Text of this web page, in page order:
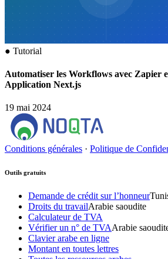
● Tutorial
Automatiser les Workflows avec Zapier
Application Next.js
19 mai 2024
Conditions générales · Politique de
Outils gratuits
Demande de crédit sur l’honneur
Droits du travailArabie saoudite
Calculateur de TVA
Vérifier un n° de TVAArabie
Clavier arabe en ligne
Montant en toutes lettres